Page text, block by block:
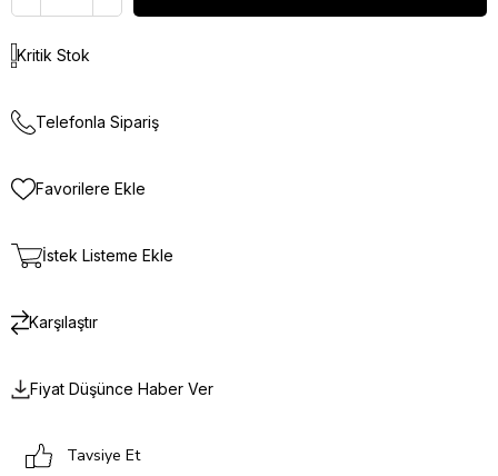
Kritik Stok
Telefonla Sipariş
Favorilere Ekle
İstek Listeme Ekle
Karşılaştır
Fiyat Düşünce Haber Ver
Tavsiye Et